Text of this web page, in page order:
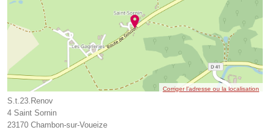
Corriger l’adresse ou la localisation
S.t.23.Renov
4 Saint Sornin
23170 Chambon-sur-Voueize